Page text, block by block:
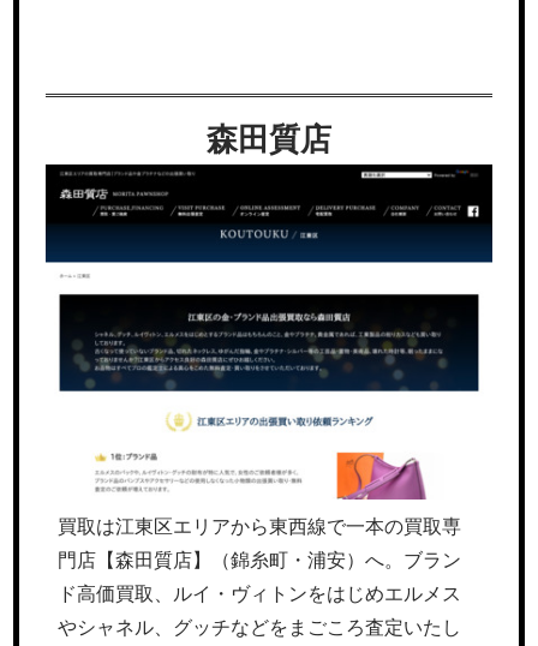
森田質店
買取は江東区エリアから東西線で一本の買取専
門店【森田質店】（錦糸町・浦安）へ。ブラン
ド高価買取、ルイ・ヴィトンをはじめエルメス
やシャネル、グッチなどをまごころ査定いたし